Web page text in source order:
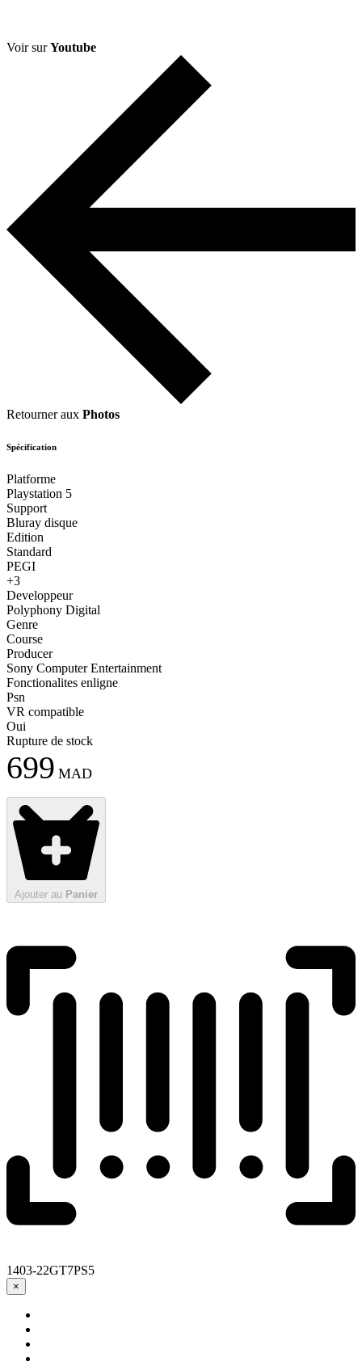
Voir surYoutube
Retourner aux Photos
Spécification
Platforme
Playstation 5
Support
Bluray disque
Edition
Standard
PEGI
+3
Developpeur
Polyphony Digital
Genre
Course
Producer
Sony Computer Entertainment
Fonctionalites enligne
Psn
VR compatible
Oui
Rupture de stock
699 MAD
Ajouter au Panier
1403-22GT7PS5
×